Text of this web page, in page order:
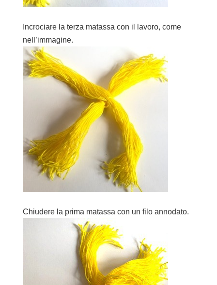
Incrociare la terza matassa con il lavoro, come
nell’immagine.
Chiudere la prima matassa con un filo annodato.